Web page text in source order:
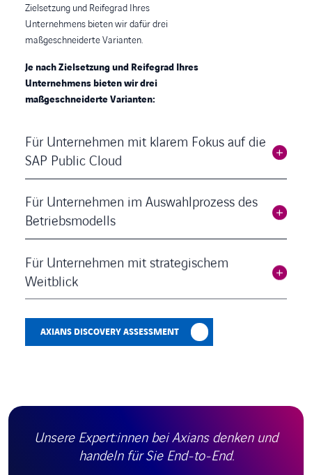
Zielsetzung und Reifegrad Ihres
Unternehmens bieten wir dafür drei
maßgeschneiderte Varianten.
Je nach Zielsetzung und Reifegrad Ihres
Unternehmens bieten wir drei
maßgeschneiderte Varianten:
Für Unternehmen mit klarem Fokus auf die
SAP Public Cloud
Für Unternehmen im Auswahlprozess des
Betriebsmodells
Für Unternehmen mit strategischem
Weitblick
AXIANS DISCOVERY ASSESSMENT
Unsere Expert:innen bei Axians denken und
handeln für Sie End-to-End.